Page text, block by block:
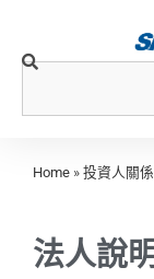
Home » 投資人關係
法人說